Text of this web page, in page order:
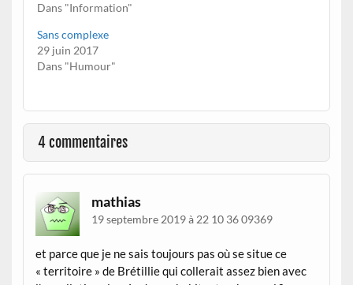
Dans "Information"
Sans complexe
29 juin 2017
Dans "Humour"
4 commentaires
mathias
19 septembre 2019 à 22 10 36 09369
et parce que je ne sais toujours pas où se situe ce
« territoire » de Brétillie qui collerait assez bien avec